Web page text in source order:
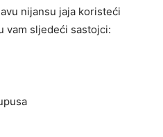
nijansu jaja koristeći
vam sljedeći sastojci: